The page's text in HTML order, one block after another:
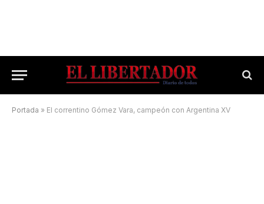
Portada » El correntino Gómez Vara, campeón con Argentina XV